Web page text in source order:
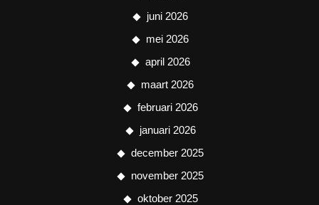
juni 2026
mei 2026
april 2026
maart 2026
februari 2026
januari 2026
december 2025
november 2025
oktober 2025